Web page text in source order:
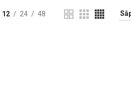
12 24 48